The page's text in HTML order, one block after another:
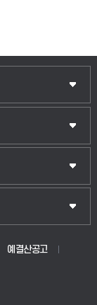
예결산공고